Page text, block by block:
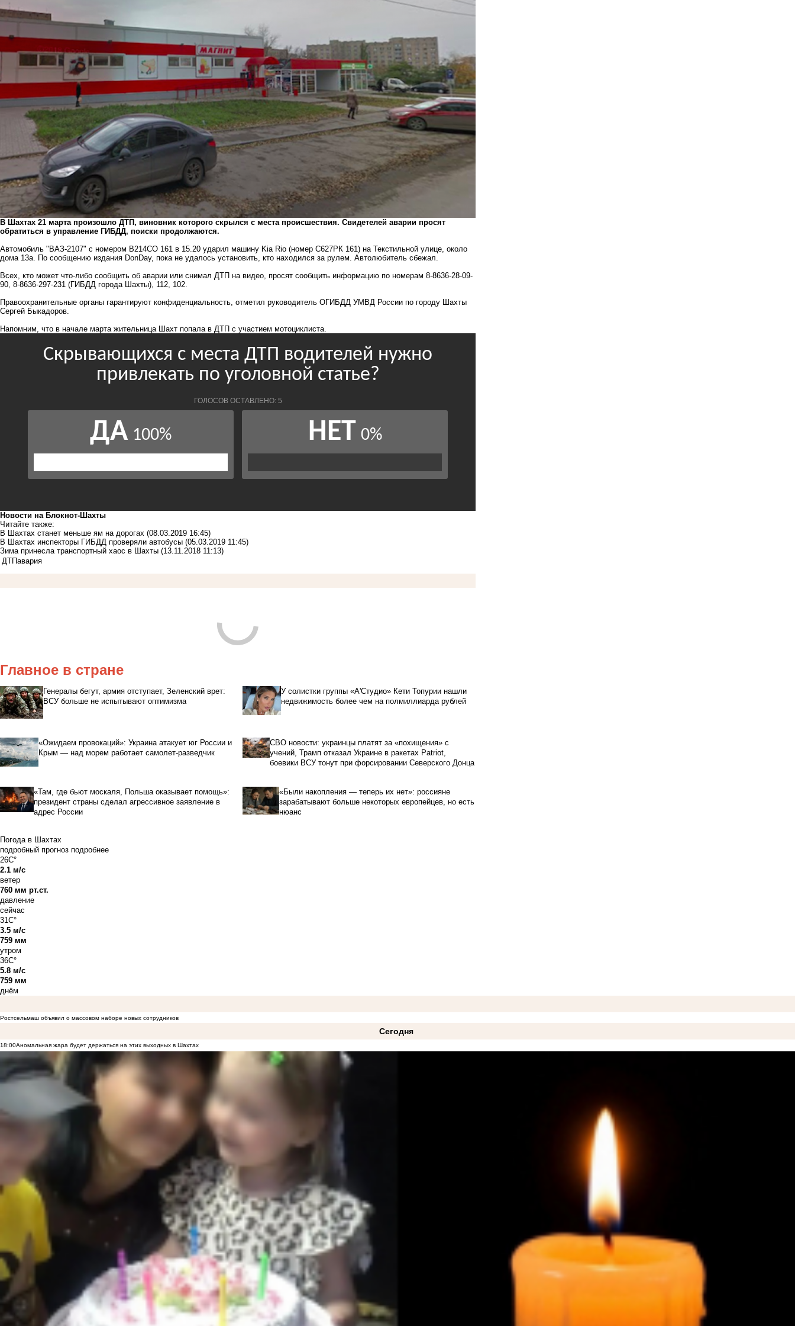
В Шахтах 21 марта произошло ДТП, виновник которого скрылся с места происшествия. Свидетелей аварии просят
обратиться в управление ГИБДД, поиски продолжаются.
Автомобиль "ВАЗ-2107" с номером В214СО 161 в 15.20 ударил машину Kia Rio (номер С627РК 161) на Текстильной улице, около
дома 13а. По сообщению издания DonDay, пока не удалось установить, кто находился за рулем. Автолюбитель сбежал.
Всех, кто может что-либо сообщить об аварии или снимал ДТП на видео, просят сообщить информацию по номерам 8-8636-28-09-
90, 8-8636-297-231 (ГИБДД города Шахты), 112, 102.
Правоохранительные органы гарантируют конфиденциальность, отметил руководитель ОГИБДД УМВД России по городу Шахты
Сергей Быкадоров.
Напомним, что в начале марта жительница Шахт попала в ДТП с участием мотоциклиста.
Новости на Блoкнoт-Шахты
Читайте также:
В Шахтах станет меньше ям на дорогах (08.03.2019 16:45)
В Шахтах инспекторы ГИБДД проверяли автобусы (05.03.2019 11:45)
Зима принесла транспортный хаос в Шахты (13.11.2018 11:13)
ДТПавария
Главное в стране
Генералы бегут, армия отступает, Зеленский врет:
ВСУ больше не испытывают оптимизма
У солистки группы «А'Студио» Кети Топурии нашли
недвижимость более чем на полмиллиарда рублей
«Ожидаем провокаций»: Украина атакует юг России и
Крым — над морем работает самолет-разведчик
СВО новости: украинцы платят за «похищения» с
учений, Трамп отказал Украине в ракетах Patriot,
боевики ВСУ тонут при форсировании Северского Донца
«Там, где бьют москаля, Польша оказывает помощь»:
президент страны сделал агрессивное заявление в
адрес России
«Были накопления — теперь их нет»: россияне
зарабатывают больше некоторых европейцев, но есть
нюанс
Погода в Шахтах
подробный прогноз подробнее
26C°
2.1 м/с
ветер
760 мм рт.ст.
давление
сейчас
31C°
3.5 м/с
759 мм
утром
36C°
5.8 м/с
759 мм
днём
Ростсельмаш объявил о массовом наборе новых сотрудников
Сегодня
18:00Аномальная жара будет держаться на этих выходных в Шахтах